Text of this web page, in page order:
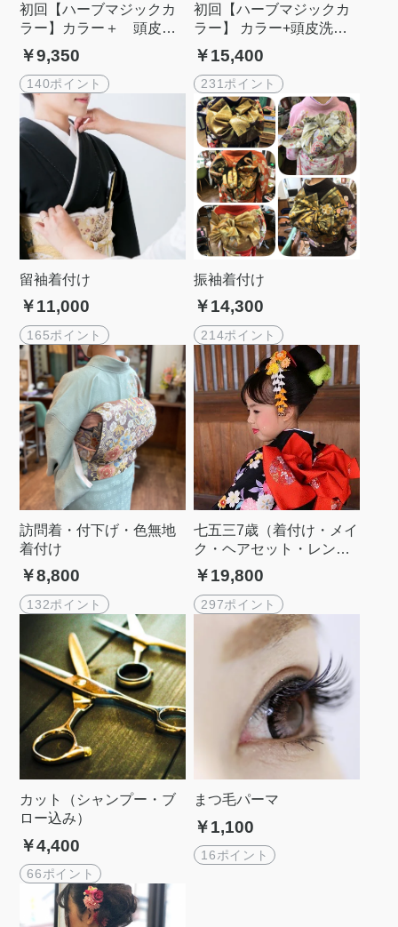
初回【ハーブマジックカ
ラー】カラー＋ 頭皮プ
レトリートメントコース
(グロストリートメント）
￥9,350
140ポイント
初回【ハーブマジックカ
ラー】 カラー+頭皮洗浄
コース
￥15,400
231ポイント
留袖着付け
￥11,000
165ポイント
振袖着付け
￥14,300
214ポイント
訪問着・付下げ・色無地
着付け
￥8,800
132ポイント
七五三7歳（着付け・メイ
ク・ヘアセット・レンタ
ル飾り）
￥19,800
297ポイント
カット（シャンプー・ブ
ロー込み）
￥4,400
66ポイント
まつ毛パーマ
￥1,100
16ポイント